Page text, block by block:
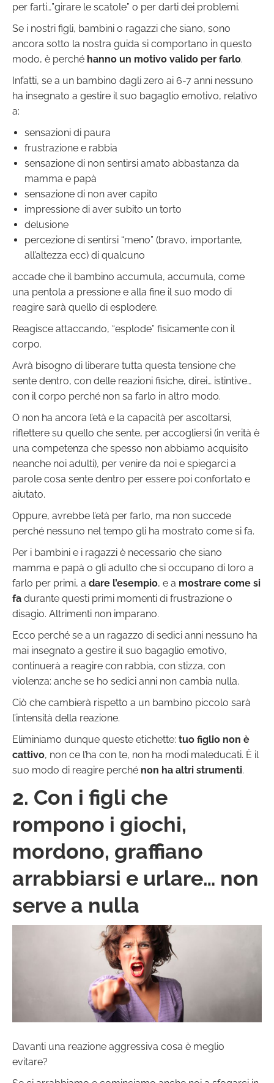
per farti…”girare le scatole” o per darti dei problemi.
Se i nostri figli, bambini o ragazzi che siano, sono
ancora sotto la nostra guida si comportano in questo
modo, è perché hanno un motivo valido per farlo.
Infatti, se a un bambino dagli zero ai 6-7 anni nessuno
ha insegnato a gestire il suo bagaglio emotivo, relativo
a:
sensazioni di paura
frustrazione e rabbia
sensazione di non sentirsi amato abbastanza da
mamma e papà
sensazione di non aver capito
impressione di aver subito un torto
delusione
percezione di sentirsi “meno” (bravo, importante,
all’altezza ecc) di qualcuno
accade che il bambino accumula, accumula, come
una pentola a pressione e alla fine il suo modo di
reagire sarà quello di esplodere.
Reagisce attaccando, “esplode” fisicamente con il
corpo.
Avrà bisogno di liberare tutta questa tensione che
sente dentro, con delle reazioni fisiche, direi… istintive…
con il corpo perché non sa farlo in altro modo.
O non ha ancora l’età e la capacità per ascoltarsi,
riflettere su quello che sente, per accogliersi (in verità è
una competenza che spesso non abbiamo acquisito
neanche noi adulti), per venire da noi e spiegarci a
parole cosa sente dentro per essere poi confortato e
aiutato.
Oppure, avrebbe l’età per farlo, ma non succede
perché nessuno nel tempo gli ha mostrato come si fa.
Per i bambini e i ragazzi è necessario che siano
mamma e papà o gli adulto che si occupano di loro a
farlo per primi, a dare l’esempio, e a mostrare come si
fa durante questi primi momenti di frustrazione o
disagio. Altrimenti non imparano.
Ecco perché se a un ragazzo di sedici anni nessuno ha
mai insegnato a gestire il suo bagaglio emotivo,
continuerà a reagire con rabbia, con stizza, con
violenza: anche se ho sedici anni non cambia nulla.
Ciò che cambierà rispetto a un bambino piccolo sarà
l’intensità della reazione.
Eliminiamo dunque queste etichette: tuo figlio non è
cattivo, non ce l’ha con te, non ha modi maleducati. È il
suo modo di reagire perché non ha altri strumenti.
2. Con i figli che
rompono i giochi,
mordono, graffiano
arrabbiarsi e urlare… non
serve a nulla
Davanti una reazione aggressiva cosa è meglio
evitare?